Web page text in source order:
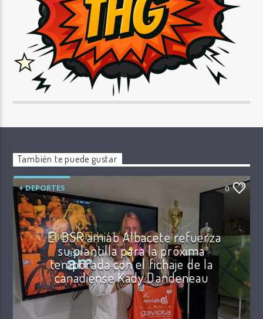
También te puede gustar
+ DEPORTES 0
El BSR amiab Albacete refuerza
su plantilla para la próxima
temporada con el fichaje de la
canadiense Kady Dandeneau